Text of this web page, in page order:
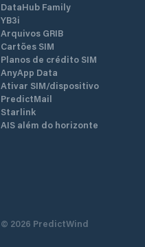
DataHub Family
YB3i
Arquivos GRIB
Cartões SIM
Planos de crédito SIM
AnyApp Data
Ativar SIM/dispositivo
PredictMail
Starlink
AIS além do horizonte
© 2026 PredictWind